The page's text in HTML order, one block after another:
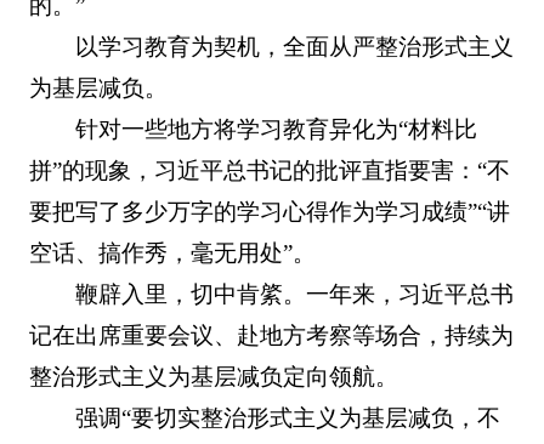
以学习教育为契机，全面从严整治形式主义
为基层减负。
针对一些地方将学习教育异化为“材料比
拼”的现象，习近平总书记的批评直指要害：“不
要把写了多少万字的学习心得作为学习成绩”“讲
空话、搞作秀，毫无用处”。
鞭辟入里，切中肯綮。一年来，习近平总书
记在出席重要会议、赴地方考察等场合，持续为
整治形式主义为基层减负定向领航。
强调“要切实整治形式主义为基层减负，不